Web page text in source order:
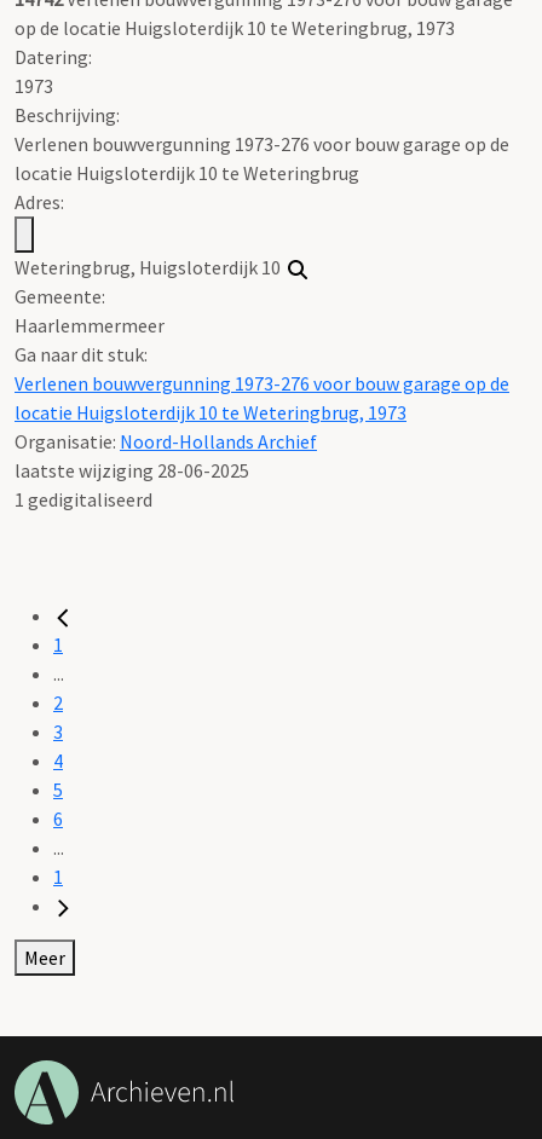
op de locatie Huigsloterdijk 10 te Weteringbrug, 1973
Datering:
1973
Beschrijving:
Verlenen bouwvergunning 1973-276 voor bouw garage op de
locatie Huigsloterdijk 10 te Weteringbrug
Adres:
Weteringbrug, Huigsloterdijk 10
Gemeente:
Haarlemmermeer
Ga naar dit stuk:
Verlenen bouwvergunning 1973-276 voor bouw garage op de
locatie Huigsloterdijk 10 te Weteringbrug, 1973
Organisatie: Noord-Hollands Archief
laatste wijziging 28-06-2025
1 gedigitaliseerd
1
...
2
3
4
5
6
...
1
Meer